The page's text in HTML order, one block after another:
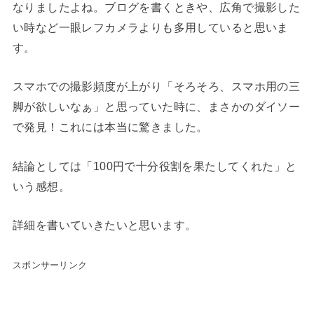
なりましたよね。ブログを書くときや、広角で撮影した
い時など一眼レフカメラよりも多用していると思いま
す。
スマホでの撮影頻度が上がり「そろそろ、スマホ用の三
脚が欲しいなぁ」と思っていた時に、まさかのダイソー
で発見！これには本当に驚きました。
結論としては「100円で十分役割を果たしてくれた」と
いう感想。
詳細を書いていきたいと思います。
スポンサーリンク